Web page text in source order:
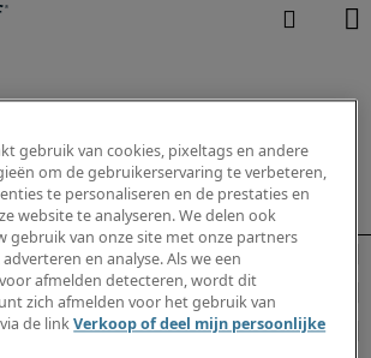
gebruik van cookies, pixeltags en andere
om de gebruikerservaring te verbeteren,
te personaliseren en de prestaties en
website te analyseren. We delen ook
gebruik van onze site met onze partners
en analyse. Als we een
afmelden detecteren, wordt dit
zich afmelden voor het gebruik van
de linkVerkoop of deel mijn persoonlijke